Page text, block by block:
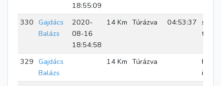
18:55:09
330 Gajdács
Balázs
2020-
08-16
18:54:58
14 Km Túrázva 04:53:37
329 Gajdács
Balázs
14 Km Túrázva
indul